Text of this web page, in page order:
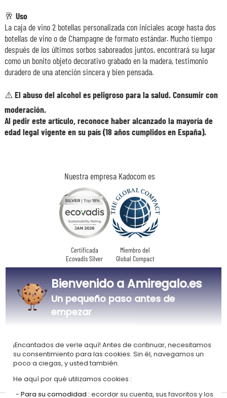
Nuestra empresa Kadocom es
Certificada
Ecovadis Silver
Miembro del
Global Compact
Nuestro enfoque RSE|Glosario de etiquetas
Este regalo es
en Francia
Europa
🥂 Uso
La caja de vino 2 botellas personalizada con iniciales acoge hasta dos
botellas de vino o de Champagne de formato estándar. Mucho tiempo
después de los últimos sorbos saboreados juntos, encontrará su lugar
como un bonito objeto decorativo grabado en la madera, testimonio
duradero de una atención sincera y bien pensada.
⚠️ El abuso del alcohol es peligroso para la salud. Consumir con
moderación.
Al pedir este artículo, reconoce haber alcanzado la mayoría de
edad legal vigente en su país (18 años cumplidos en España).
Bienvenido a Amiregalo.es
Un pequeño paso antes de
empezar
¡Encantados de verle aquí! Antes de continuar, necesitamos
su consentimiento para las cookies. Sin él, navegamos un
poco a ciegas, y usted también.
He aquí por qué utilizamos cookies :
Para su comodidad : ecordar su cuenta, sus favoritos y los